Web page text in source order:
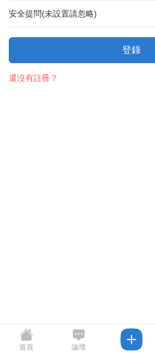
安全提問(未設置請忽略)
登錄
還沒有註冊？
首頁 論壇